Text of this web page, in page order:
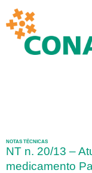
NOTAS TÉCNICAS
NT n. 20/13 –
medicamento